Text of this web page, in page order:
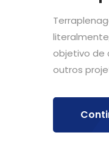
objetivo de
outros